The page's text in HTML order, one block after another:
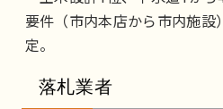
要件（市内本店から市内施設
定。
落札業者